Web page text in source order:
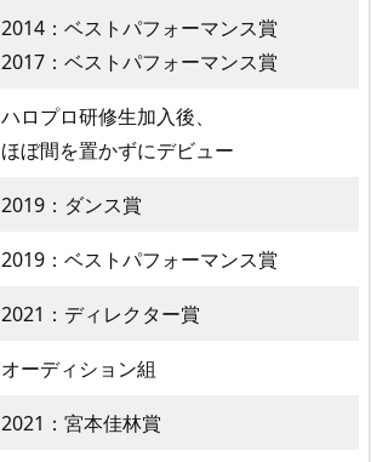
2014：ベストパフォーマンス賞
2017：ベストパフォーマンス賞
ハロプロ研修生加入後、
ほぼ間を置かずにデビュー
2019：ダンス賞
2019：ベストパフォーマンス賞
2021：ディレクター賞
オーディション組
2021：宮本佳林賞